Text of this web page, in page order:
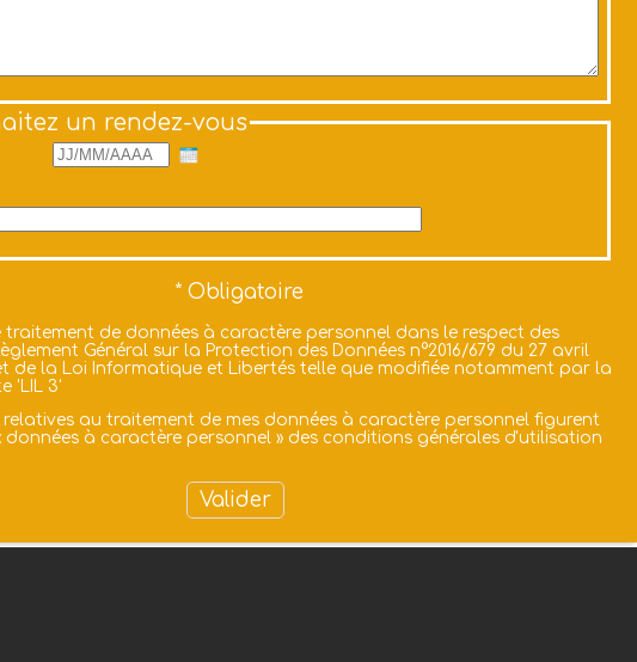
un rendez-vous
traitement de données à caractère personnel dans le respect des
Général sur la Protection des Données n°2016/679 du 27 avril
et de la Loi Informatique et Libertés telle que modifiée notamment par la
'LIL 3'
au traitement de mes données à caractère personnel figurent
données à caractère personnel » des conditions générales d'utilisation